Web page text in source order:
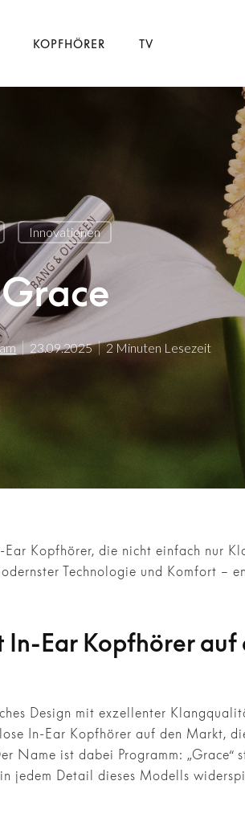
KOPFHÖRER TV
Innovationen
23.09.2025 2 Minuten Lesezeit
Ear Kopfhörer, die nicht einfach nur
Technologie und Komfort –
Ear Kopfhörer auf
Design mit exzellenter
In-Ear Kopfhörer auf den Markt,
Name ist dabei Programm: „Grace“
jedem Detail dieses Modells